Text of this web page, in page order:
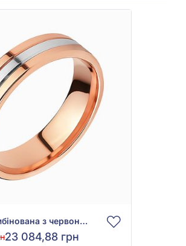
Обручка комбінована з червоно-білого золота 585°, арт. ОК303
23 084,88 грн